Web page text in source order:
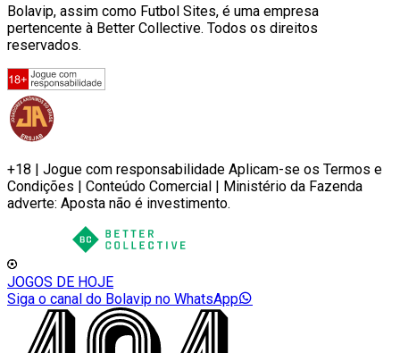
Bolavip, assim como Futbol Sites, é uma empresa
pertencente à Better Collective. Todos os direitos
reservados.
+18 | Jogue com responsabilidade Aplicam-se os Termos e
Condições | Conteúdo Comercial | Ministério da Fazenda
adverte: Aposta não é investimento.
JOGOS DE HOJE
Siga o canal do Bolavip no WhatsApp